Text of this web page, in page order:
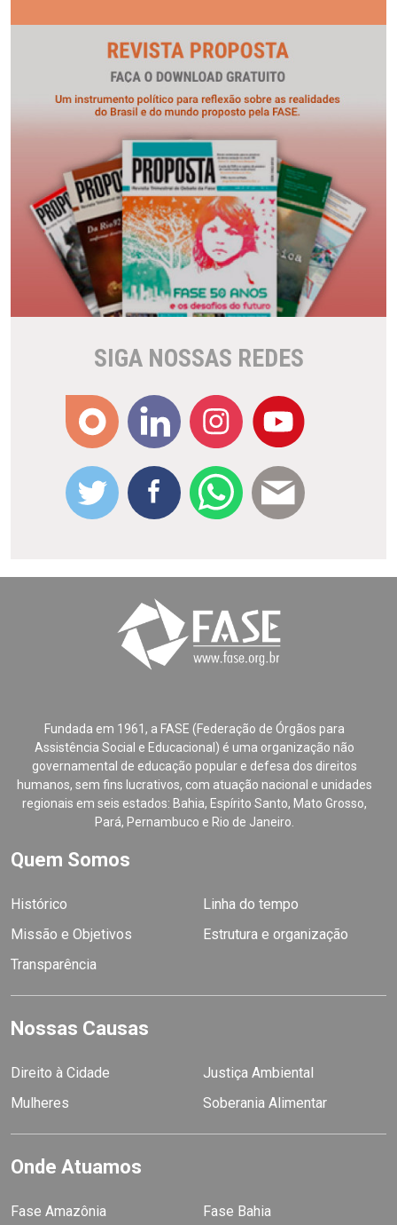
SIGA NOSSAS REDES
Fundada em 1961, a FASE (Federação de Órgãos para
Assistência Social e Educacional) é uma organização não
governamental de educação popular e defesa dos direitos
humanos, sem fins lucrativos, com atuação nacional e unidades
regionais em seis estados: Bahia, Espírito Santo, Mato Grosso,
Pará, Pernambuco e Rio de Janeiro.
Quem Somos
Histórico
Linha do tempo
Missão e Objetivos
Estrutura e organização
Transparência
Nossas Causas
Direito à Cidade
Justiça Ambiental
Mulheres
Soberania Alimentar
Onde Atuamos
Fase Amazônia
Fase Bahia